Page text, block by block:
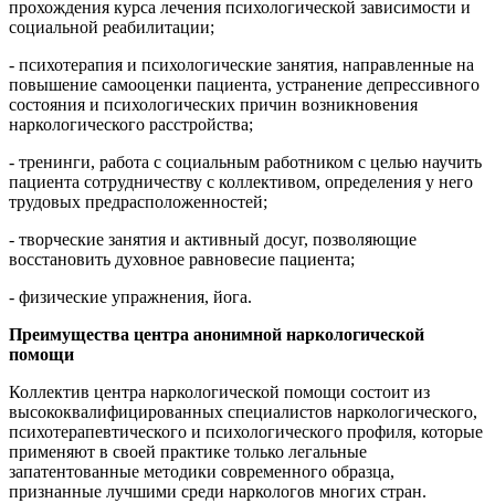
прохождения курса лечения психологической зависимости и
социальной реабилитации;
- психотерапия и психологические занятия, направленные на
повышение самооценки пациента, устранение депрессивного
состояния и психологических причин возникновения
наркологического расстройства;
- тренинги, работа с социальным работником с целью научить
пациента сотрудничеству с коллективом, определения у него
трудовых предрасположенностей;
- творческие занятия и активный досуг, позволяющие
восстановить духовное равновесие пациента;
- физические упражнения, йога.
Преимущества центра анонимной наркологической
помощи
Коллектив центра наркологической помощи состоит из
высококвалифицированных специалистов наркологического,
психотерапевтического и психологического профиля, которые
применяют в своей практике только легальные
запатентованные методики современного образца,
признанные лучшими среди наркологов многих стран.